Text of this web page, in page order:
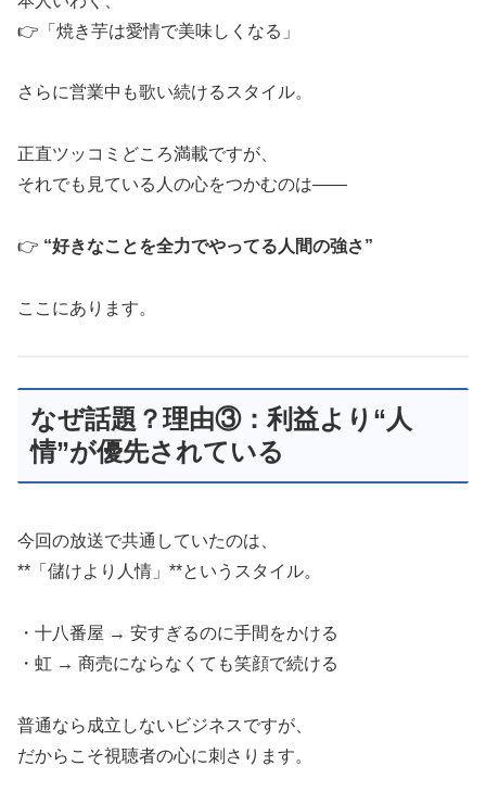
👉「焼き芋は愛情で美味しくなる」
さらに営業中も歌い続けるスタイル。
正直ツッコミどころ満載ですが、
それでも見ている人の心をつかむのは――
👉 “好きなことを全力でやってる人間の強さ”
ここにあります。
なぜ話題？理由③：利益より“人
情”が優先されている
今回の放送で共通していたのは、
**「儲けより人情」**というスタイル。
・十八番屋 → 安すぎるのに手間をかける
・虹 → 商売にならなくても笑顔で続ける
普通なら成立しないビジネスですが、
だからこそ視聴者の心に刺さります。